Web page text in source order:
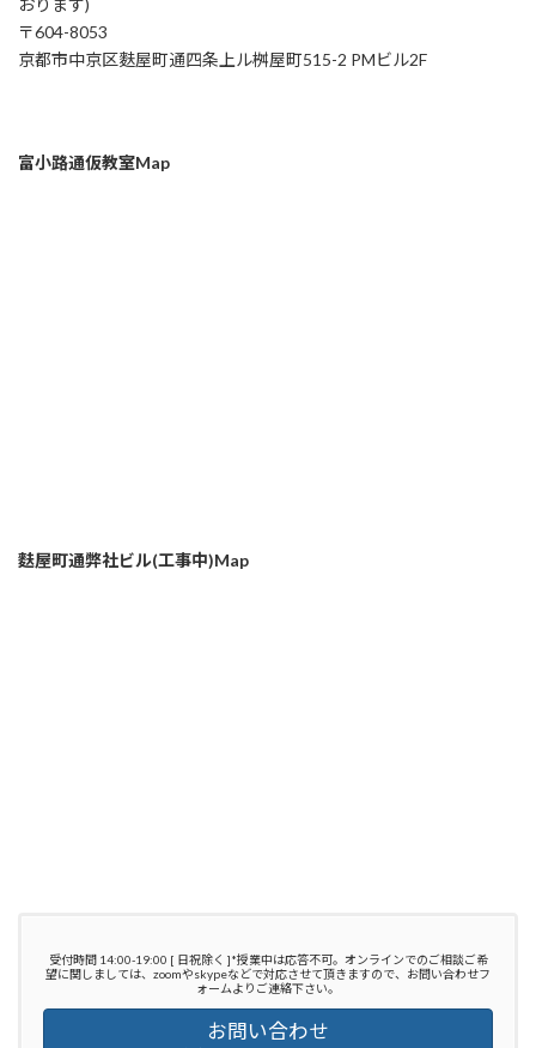
おります)
〒604-8053
京都市中京区麩屋町通四条上ル桝屋町515-2 PMビル2F
富小路通仮教室Map
麩屋町通弊社ビル(工事中)Map
受付時間 14:00-19:00 [ 日祝除く ]*授業中は応答不可。オンラインでのご相談ご希
望に関しましては、zoomやskypeなどで対応させて頂きますので、お問い合わせフ
ォームよりご連絡下さい。
お問い合わせ